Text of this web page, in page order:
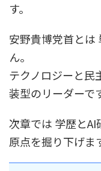
す。
安野貴博党首とは
ん。
テクノロジーと民
装型のリーダーで
次章では 学歴と
原点を掘り下げま